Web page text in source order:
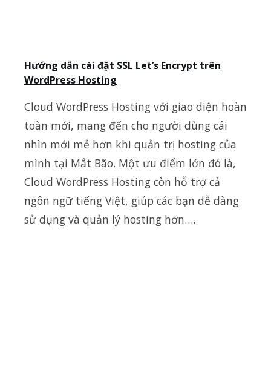
Hướng dẫn cài đặt SSL Let’s Encrypt trên
WordPress Hosting
Cloud WordPress Hosting với giao diện hoàn
toàn mới, mang đến cho người dùng cái
nhìn mới mẻ hơn khi quản trị hosting của
mình tại Mắt Bão. Một ưu điểm lớn đó là,
Cloud WordPress Hosting còn hỗ trợ cả
ngôn ngữ tiếng Việt, giúp các bạn dễ dàng
sử dụng và quản lý hosting hơn….